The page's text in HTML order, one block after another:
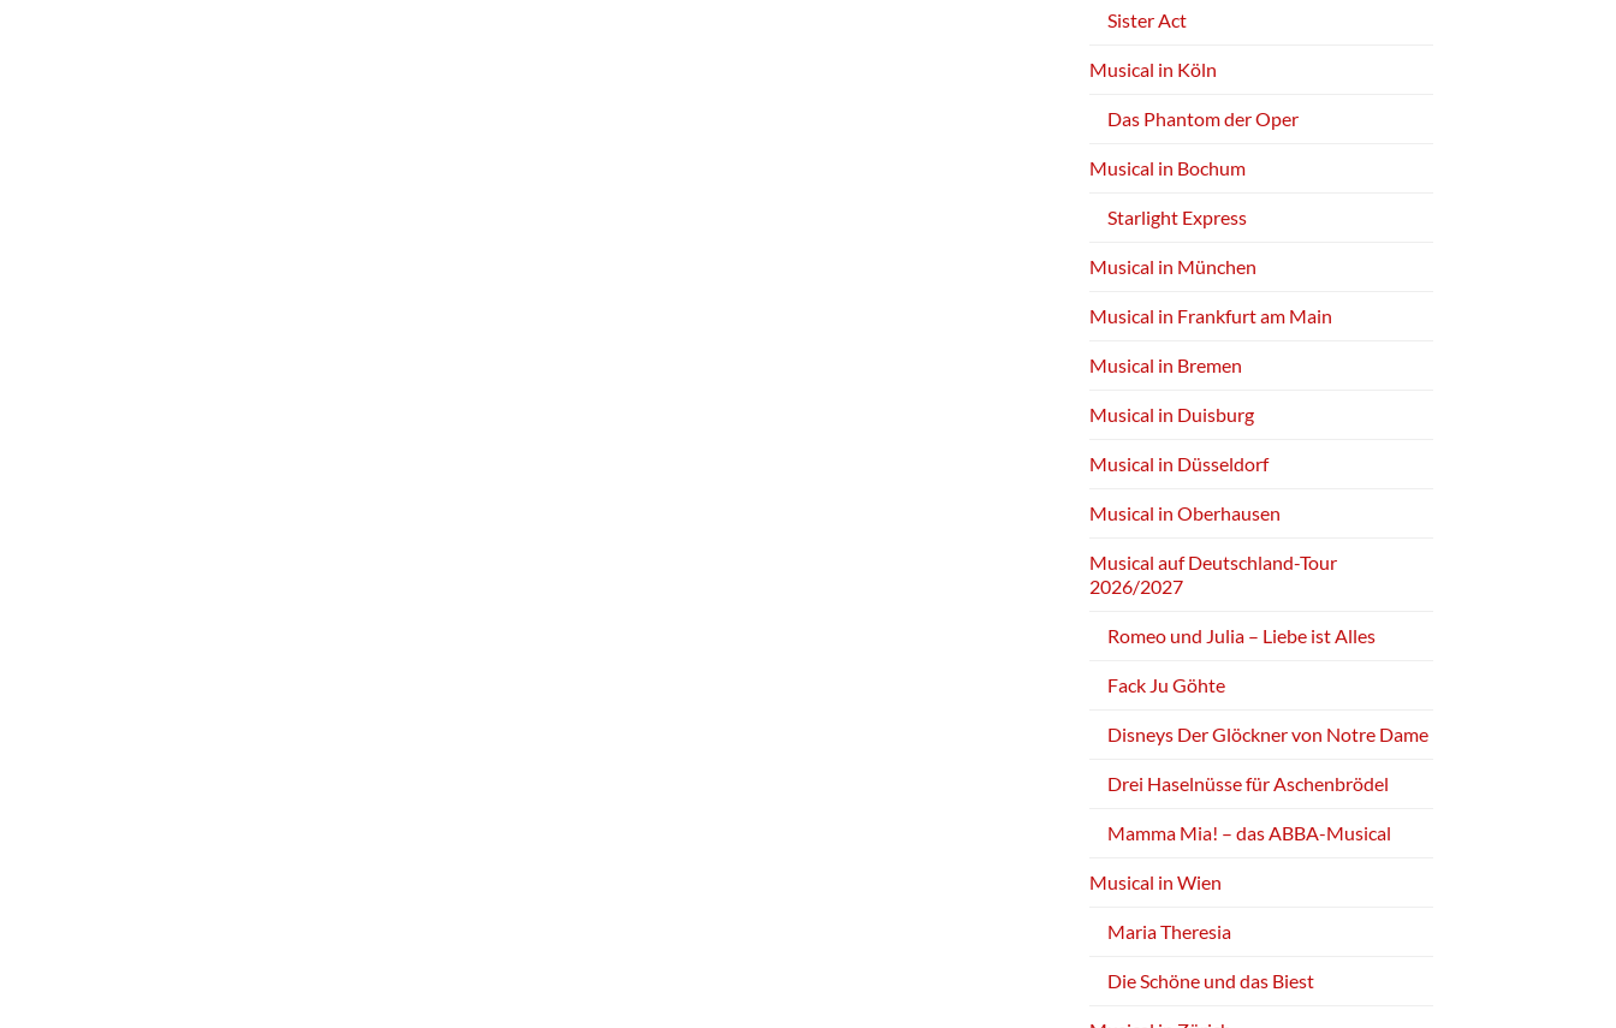
Sister Act
Musical in Köln
Das Phantom der Oper
Musical in Bochum
Starlight Express
Musical in München
Musical in Frankfurt am Main
Musical in Bremen
Musical in Duisburg
Musical in Düsseldorf
Musical in Oberhausen
Musical auf Deutschland-Tour
2026/2027
Romeo und Julia – Liebe ist Alles
Fack Ju Göhte
Disneys Der Glöckner von Notre Dame
Drei Haselnüsse für Aschenbrödel
Mamma Mia! – das ABBA-Musical
Musical in Wien
Maria Theresia
Die Schöne und das Biest